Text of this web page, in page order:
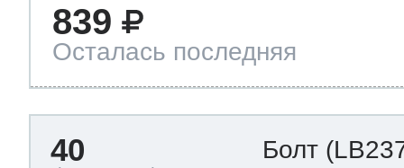
839
Осталась последняя
40 Болт